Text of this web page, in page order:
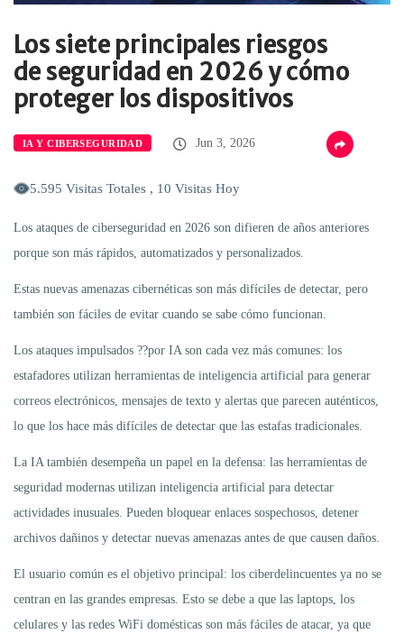
Los siete principales riesgos
de seguridad en 2026 y cómo
proteger los dispositivos
IA Y CIBERSEGURIDAD Jun 3, 2026
5.595 Visitas Totales , 10 Visitas Hoy
Los ataques de ciberseguridad en 2026 son difieren de años anteriores
porque son más rápidos, automatizados y personalizados.
Estas nuevas amenazas cibernéticas son más difíciles de detectar, pero
también son fáciles de evitar cuando se sabe cómo funcionan.
Los ataques impulsados ??por IA son cada vez más comunes: los
estafadores utilizan herramientas de inteligencia artificial para generar
correos electrónicos, mensajes de texto y alertas que parecen auténticos,
lo que los hace más difíciles de detectar que las estafas tradicionales.
La IA también desempeña un papel en la defensa: las herramientas de
seguridad modernas utilizan inteligencia artificial para detectar
actividades inusuales. Pueden bloquear enlaces sospechosos, detener
archivos dañinos y detectar nuevas amenazas antes de que causen daños.
El usuario común es el objetivo principal: los ciberdelincuentes ya no se
centran en las grandes empresas. Esto se debe a que las laptops, los
celulares y las redes WiFi domésticas son más fáciles de atacar, ya que